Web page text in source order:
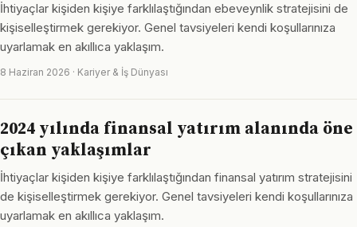
İhtiyaçlar kişiden kişiye farklılaştığından ebeveynlik stratejisini de
kişiselleştirmek gerekiyor. Genel tavsiyeleri kendi koşullarınıza
uyarlamak en akıllıca yaklaşım.
8 Haziran 2026 · Kariyer & İş Dünyası
2024 yılında finansal yatırım alanında öne
çıkan yaklaşımlar
İhtiyaçlar kişiden kişiye farklılaştığından finansal yatırım stratejisini
de kişiselleştirmek gerekiyor. Genel tavsiyeleri kendi koşullarınıza
uyarlamak en akıllıca yaklaşım.